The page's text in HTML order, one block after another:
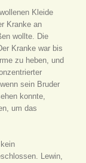
Kleide
Kranke an
wollte. Die
Kranke war bis
zu heben, und
sein Bruder
konnte,
um das
Lewin,